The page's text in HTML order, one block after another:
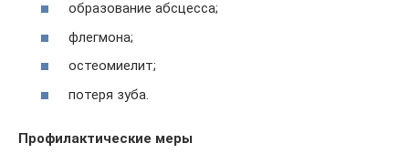
образование абсцесса;
флегмона;
остеомиелит;
потеря зуба.
Профилактические меры